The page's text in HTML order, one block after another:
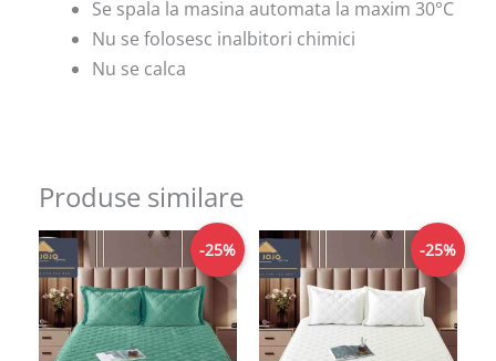
Se spala la masina automata la maxim 30°C
Nu se folosesc inalbitori chimici
Nu se calca
Produse similare
-25%
Prețul
fost:
199,00lei.
Prețul
curent
este:
149,00lei.
-25%
Prețul
a
fost:
199,00lei.
Prețul
curent
este:
149,00lei.